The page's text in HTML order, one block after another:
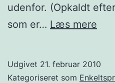
udenfor. (Opkaldt
som er… Læs mere
Udgivet 21. februar 2010
Kategoriseret som